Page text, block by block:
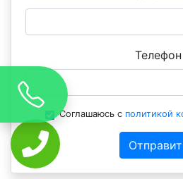
Телефон
Соглашаюсь с политикой